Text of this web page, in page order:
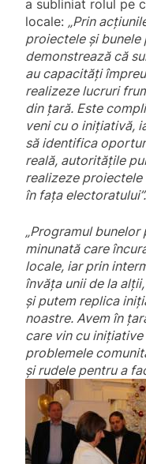
a subliniat rolul pe
locale: „Prin
proiectele și
demonstrează că
au capacități
realizeze lucruri
din țară. Este
veni cu o inițiativă,
să identifica
reală, autoritățile
realizeze proiectele
în fața electoratului”.
„Programul
minunată care
locale, iar prin
învăța unii de la
și putem replica
noastre. Avem în
care vin cu
problemele
și rudele pentru a